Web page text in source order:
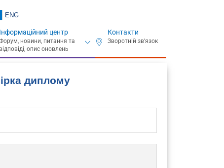
ENG
Інформаційний центр Контакти
диплому